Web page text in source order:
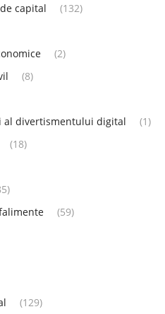
capital
(132)
(2)
(8)
al divertismentului digital
(1)
(18)
(59)
(129)